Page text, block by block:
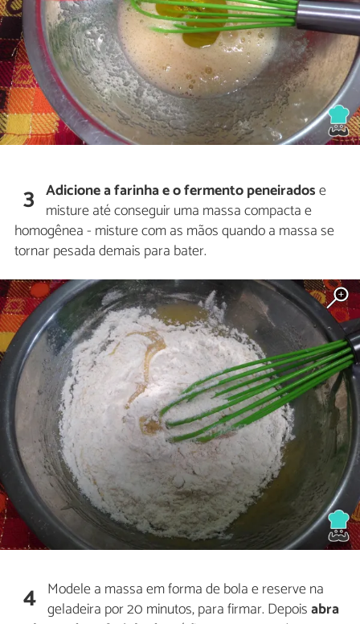
3 Adicione a farinha e o fermento peneiradose
misture até conseguir uma massa compacta e
homogênea - misture com as mãos quando a massa se
tornar pesada demais para bater.
4 Modele a massa em forma de bola e reserve na
geladeira por 20 minutos, para firmar. Depoisabra